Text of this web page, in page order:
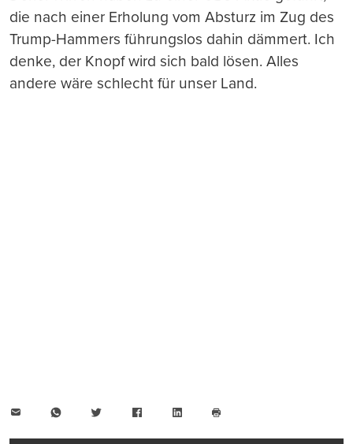
die nach einer Erholung vom Absturz im Zug des
Trump-Hammers führungslos dahin dämmert. Ich
denke, der Knopf wird sich bald lösen. Alles
andere wäre schlecht für unser Land.
WhatsAppTwitter FacebookLinkedIn
drucken